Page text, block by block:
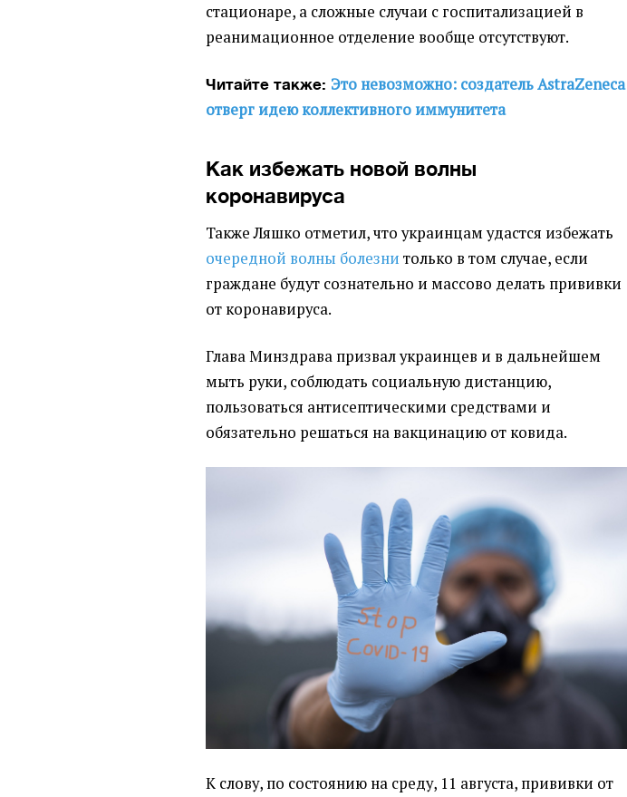
стационаре, а сложные случаи с госпитализацией в
реанимационное отделение вообще отсутствуют.
Читайте также: Это невозможно: создатель AstraZeneca
отверг идею коллективного иммунитета
Как избежать новой волны
коронавируса
Также Ляшко отметил, что украинцам удастся избежать
очередной волны болезни только в том случае, если
граждане будут сознательно и массово делать прививки
от коронавируса.
Глава Минздрава призвал украинцев и в дальнейшем
мыть руки, соблюдать социальную дистанцию,
пользоваться антисептическими средствами и
обязательно решаться на вакцинацию от ковида.
К слову, по состоянию на среду, 11 августа, прививки от